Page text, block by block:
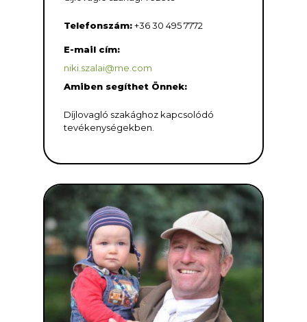
Telefonszám: +36 30 495 7772
E-mail cím:
niki.szalai@me.com
Amiben segíthet Önnek:
Díjlovagló szakághoz kapcsolódó
tevékenységekben.